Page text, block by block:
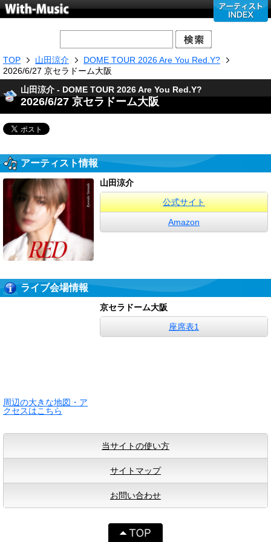
TOP 山田涼介
DOME TOUR 2026 Are You Red.Y?
2026/6/27 京セラドーム大阪
山田涼介 - DOME TOUR 2026 Are You Red.Y?
2026/6/27 京セラドーム大阪
アーティスト情報
山田涼介
公式サイト
Amazon
ライブ会場情報
周辺の大きな地図・ア
クセスはこちら
京セラドーム大阪
座席表1
当サイトの使い方
サイトマップ
お問い合わせ